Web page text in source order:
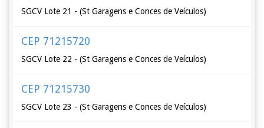
SGCV Lote 21 - (St Garagens e Conces de Veículos)
CEP 71215720
SGCV Lote 22 - (St Garagens e Conces de Veículos)
CEP 71215730
SGCV Lote 23 - (St Garagens e Conces de Veículos)